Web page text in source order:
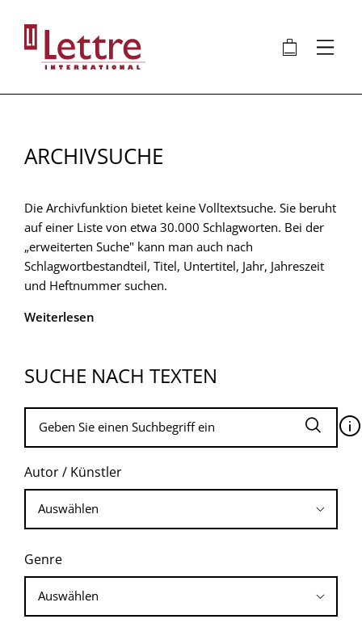
Inhalt
🛍 ⋮
ARCHIVSUCHE
Die Archivfunktion bietet keine Volltextsuche. Sie beruht
auf einer Liste von etwa 30.000 Schlagworten. Bei der
„erweiterten Suche" kann man auch nach
Schlagwortbestandteil, Titel, Untertitel, Jahr, Jahreszeit
und Heftnummer suchen.
Weiterlesen
SUCHE NACH TEXTEN
🛈
Autor / Künstler
Genre